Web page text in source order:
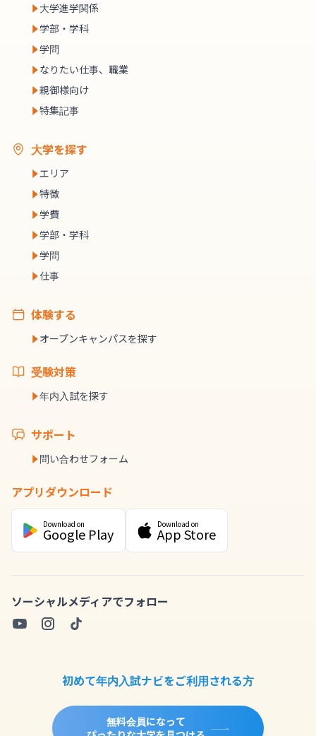
大学進学関係
学部・学科
学問
なりたい仕事、職業
親御様向け
特集記事
大学を探す
エリア
特徴
学費
学部・学科
学問
仕事
体験する
オープンキャンパスを探す
受験対策
年内入試を探す
サポート
問い合わせフォーム
アプリダウンロード
Download on
Google Play
Download on
App Store
ソーシャルメディアでフォロー
初めて年内入試ナビをご利用される方
無料会員になって